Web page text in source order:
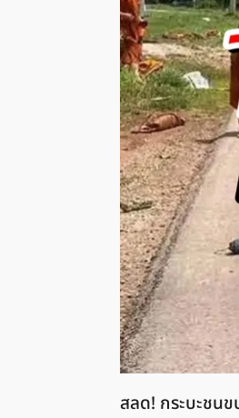
สลด! กระบะชน